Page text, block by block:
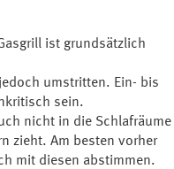
ist grundsätzlich
umstritten. Ein- bis
sein.
nicht in die Schlafräume
zieht. Am besten vorher
mit diesen abstimmen.